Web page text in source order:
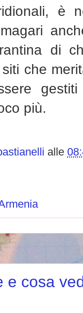
è
di
che
più.
alle
e cosa